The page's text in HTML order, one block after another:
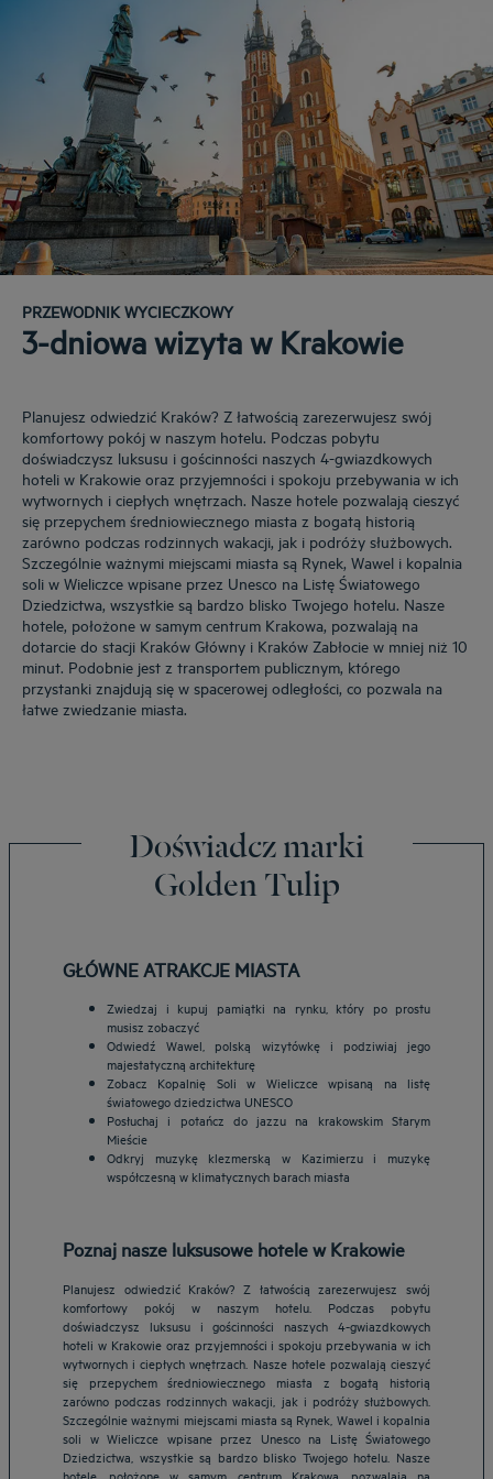
PRZEWODNIK WYCIECZKOWY
3-dniowa wizyta w Krakowie
Planujesz odwiedzić Kraków? Z łatwością zarezerwujesz swój
komfortowy pokój w naszym hotelu. Podczas pobytu
doświadczysz luksusu i gościnności naszych 4-gwiazdkowych
hoteli w Krakowie oraz przyjemności i spokoju przebywania w ich
wytwornych i ciepłych wnętrzach. Nasze hotele pozwalają cieszyć
się przepychem średniowiecznego miasta z bogatą historią
zarówno podczas rodzinnych wakacji, jak i podróży służbowych.
Szczególnie ważnymi miejscami miasta są Rynek, Wawel i kopalnia
soli w Wieliczce wpisane przez Unesco na Listę Światowego
Dziedzictwa, wszystkie są bardzo blisko Twojego hotelu. Nasze
hotele, położone w samym centrum Krakowa, pozwalają na
dotarcie do stacji Kraków Główny i Kraków Zabłocie w mniej niż 10
minut. Podobnie jest z transportem publicznym, którego
przystanki znajdują się w spacerowej odległości, co pozwala na
łatwe zwiedzanie miasta.
Doświadcz marki
Golden Tulip
GŁÓWNE ATRAKCJE MIASTA
Zwiedzaj i kupuj pamiątki na rynku, który po prostu
musisz zobaczyć
Odwiedź Wawel, polską wizytówkę i podziwiaj jego
majestatyczną architekturę
Zobacz Kopalnię Soli w Wieliczce wpisaną na listę
światowego dziedzictwa UNESCO
Posłuchaj i potańcz do jazzu na krakowskim Starym
Mieście
Odkryj muzykę klezmerską w Kazimierzu i muzykę
współczesną w klimatycznych barach miasta
Poznaj nasze luksusowe hotele w Krakowie
Planujesz odwiedzić Kraków? Z łatwością zarezerwujesz swój
komfortowy pokój w naszym hotelu. Podczas pobytu
doświadczysz luksusu i gościnności naszych 4-gwiazdkowych
hoteli w Krakowie oraz przyjemności i spokoju przebywania w ich
wytwornych i ciepłych wnętrzach. Nasze hotele pozwalają cieszyć
się przepychem średniowiecznego miasta z bogatą historią
zarówno podczas rodzinnych wakacji, jak i podróży służbowych.
Szczególnie ważnymi miejscami miasta są Rynek, Wawel i kopalnia
soli w Wieliczce wpisane przez Unesco na Listę Światowego
Dziedzictwa, wszystkie są bardzo blisko Twojego hotelu. Nasze
hotele, położone w samym centrum Krakowa, pozwalają na